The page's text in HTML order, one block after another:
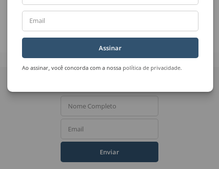
Uberto Zamith
Sem Título
Sem Título
Email
Assinar
Ao assinar, você concorda com a nossa política de privacidade.
Quer receber novidades
Nome Completo
Email
Enviar